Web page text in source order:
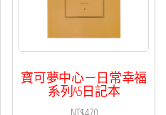
寶可夢中心－日常幸福
系列A5日記本